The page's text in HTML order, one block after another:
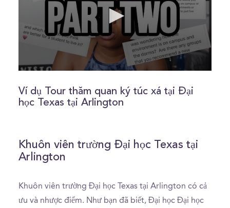
of
0
seconds
Ví dụ Tour thăm quan ký túc xá tại Đại
học Texas tại Arlington
Khuôn viên trường Đại học Texas tại
Arlington
Khuôn viên trường Đại học Texas tại Arlington có cả
ưu và nhược điểm. Như bạn đã biết, Đại học Đại học